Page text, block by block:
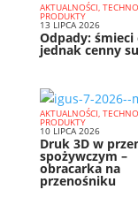
AKTUALNOŚCI,
PRODUKTY
13 LIPCA 2026
Odpady: śmieci
jednak cenny
AKTUALNOŚCI,
PRODUKTY
10 LIPCA 2026
Druk 3D w
spożywczym –
obracarka na
przenośniku